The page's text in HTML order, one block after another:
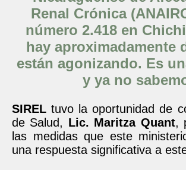
Renal Crónica
número 2.418 en
hay aproximadamente
están agonizando. Es
y ya no
SIRELtuvo la oportunidad de
de Salud, Lic. Maritza Quant,
las medidas que este
una respuesta significativa a